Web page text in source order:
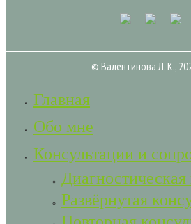
© Валентинова Л. К.,
Главная
Обо мне
Консультации и
Диагностическая
Развёрнутая